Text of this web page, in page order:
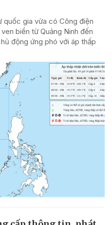
quốc gia vừa có Công điện
biển từ Quảng Ninh đến
động ứng phó với áp thấp